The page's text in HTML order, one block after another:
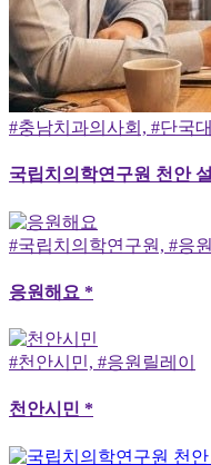
#충남치과의사회, #단국
국립치의학연구원 천안
#국립치의학연구원, #응
응원해요 *
#천안시민, #응원릴레이
천안시민 *